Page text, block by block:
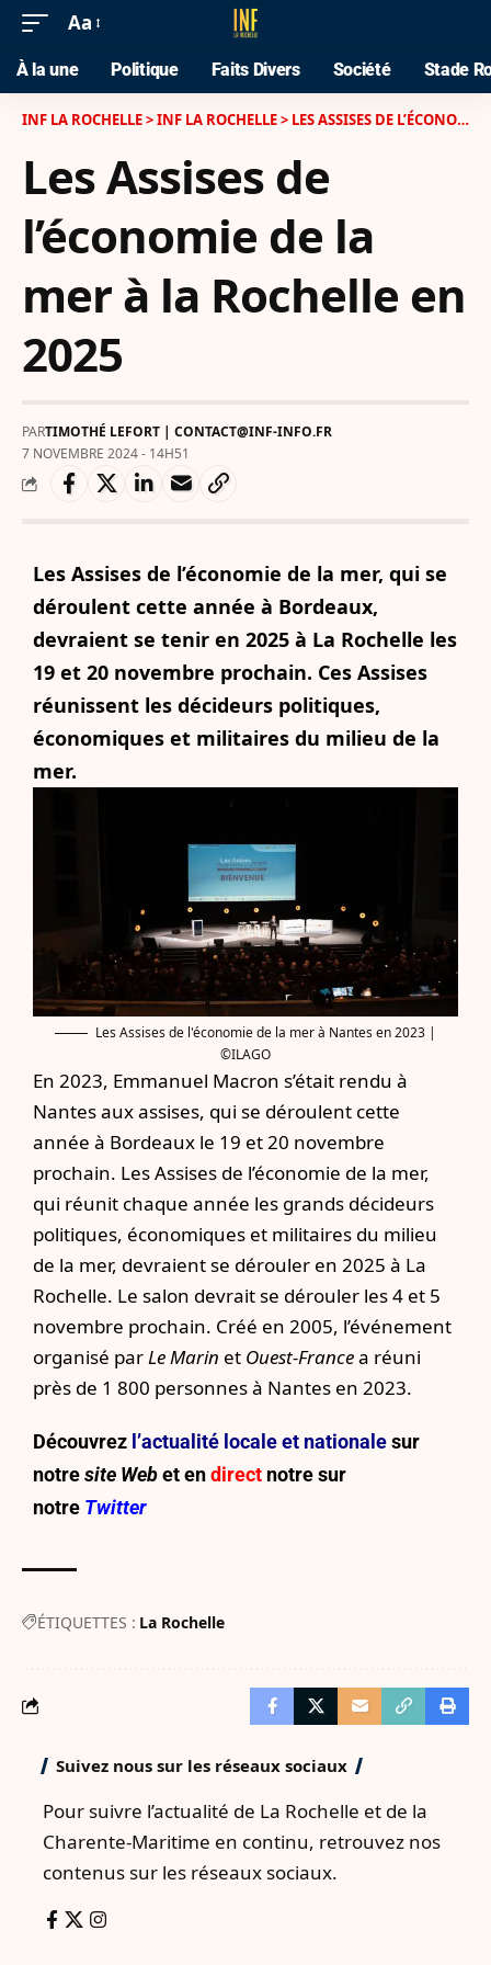
Aa
À la une Politique Faits Divers Société Stade
INF LA ROCHELLE>INF LA ROCHELLE> LES ASSISES DE L’ÉCONOMIE DE LA MER À LA ROCHELLE EN 2025
Les Assises de
l’économie de la
mer à la Rochelle en
2025
PARTIMOTHÉ LEFORT | CONTACT@INF-INFO.FR
7 NOVEMBRE 2024 - 14H51
Les Assises de l’économie de la mer, qui se
déroulent cette année à Bordeaux,
devraient se tenir en 2025 à La Rochelle les
19 et 20 novembre prochain. Ces Assises
réunissent les décideurs politiques,
économiques et militaires du milieu de la
mer.
Les Assises de l'économie de la mer à Nantes en 2023 |
©ILAGO
En 2023, Emmanuel Macron s’était rendu à
Nantes aux assises, qui se déroulent cette
année à Bordeaux le 19 et 20 novembre
prochain. Les Assises de l’économie de la mer,
qui réunit chaque année les grands décideurs
politiques, économiques et militaires du milieu
de la mer, devraient se dérouler en 2025 à La
Rochelle. Le salon devrait se dérouler les 4 et 5
novembre prochain. Créé en 2005, l’événement
organisé parLe Marin et Ouest-Francea réuni
près de 1 800 personnes à Nantes en 2023.
Découvrez l’actualité locale et nationalesur
notresite Webet endirect notre sur
notre Twitter
ÉTIQUETTES : La Rochelle
Suivez nous sur les réseaux sociaux
Pour suivre l’actualité de La Rochelle et de la
Charente-Maritime en continu, retrouvez nos
contenus sur les réseaux sociaux.